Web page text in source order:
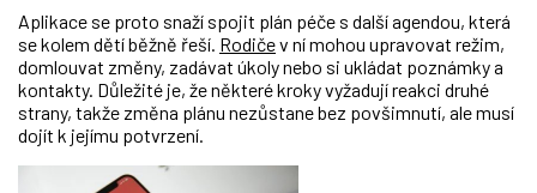
Aplikace se proto snaží spojit plán péče s další agendou, která
se kolem dětí běžně řeší. Rodičev ní mohou upravovat režim,
domlouvat změny, zadávat úkoly nebo si ukládat poznámky a
kontakty. Důležité je, že některé kroky vyžadují reakci druhé
strany, takže změna plánu nezůstane bez povšimnutí, ale musí
dojít k jejímu potvrzení.